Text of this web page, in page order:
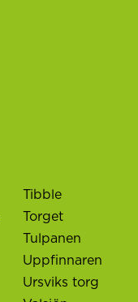
Tibble
Torget
Tulpanen
Uppfinnaren
Ursviks torg